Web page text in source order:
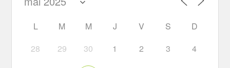
L M M J V S
D
28
29 30 1 2 3 4